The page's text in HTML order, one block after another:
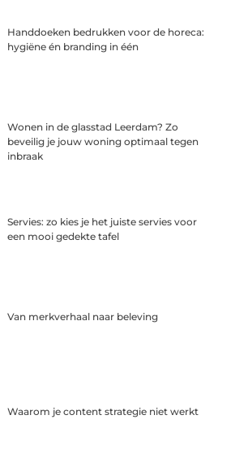
Handdoeken bedrukken voor de horeca:
hygiëne én branding in één
Wonen in de glasstad Leerdam? Zo
beveilig je jouw woning optimaal tegen
inbraak
Servies: zo kies je het juiste servies voor
een mooi gedekte tafel
Van merkverhaal naar beleving
Waarom je content strategie niet werkt